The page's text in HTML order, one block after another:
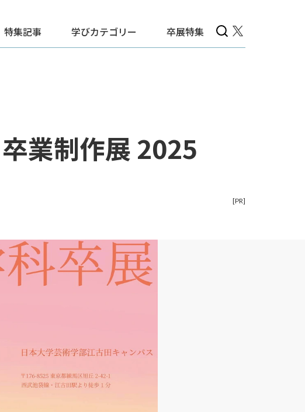
特集記事 学びカテゴリー 卒展特集
業制作展 2025
[PR]